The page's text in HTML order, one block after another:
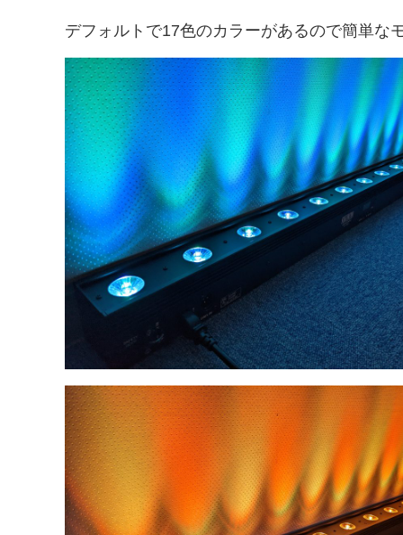
デフォルトで17色のカラーがあるので簡単な